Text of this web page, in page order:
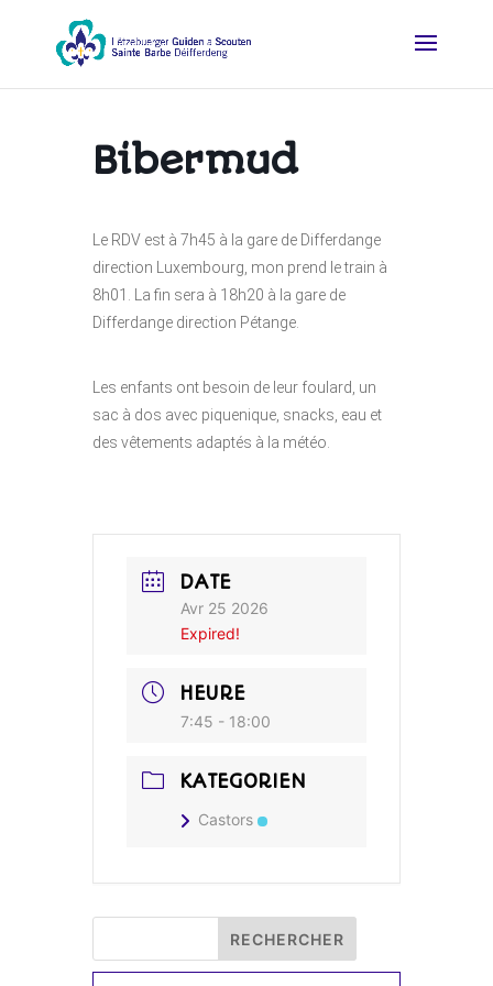
Bibermud
Le RDV est à 7h45 à la gare de Differdange
direction Luxembourg, mon prend le train à
8h01. La fin sera à 18h20 à la gare de
Differdange direction Pétange.
Les enfants ont besoin de leur foulard, un
sac à dos avec piquenique, snacks, eau et
des vêtements adaptés à la météo.
DATE
Avr 25 2026
Expired!
HEURE
7:45 - 18:00
KATEGORIEN
Castors